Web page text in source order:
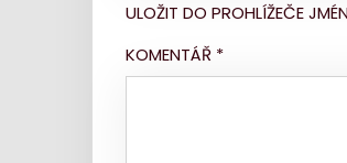
ULOŽIT DO PROHLÍŽEČE
KOMENTÁŘ *